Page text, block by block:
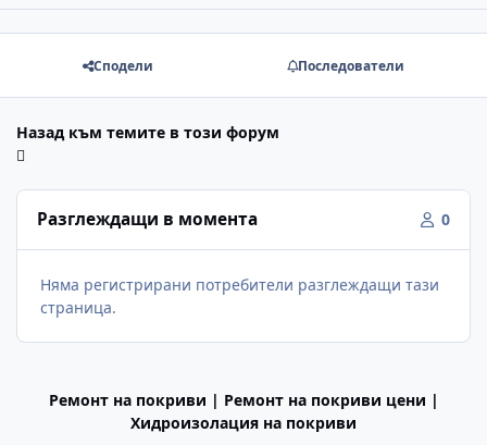
Сподели Последователи
Назад към темите в този форум
Разглеждащи в момента 0
Няма регистрирани потребители разглеждащи тази
страница.
Ремонт на покриви | Ремонт на покриви цени |
Хидроизолация на покриви